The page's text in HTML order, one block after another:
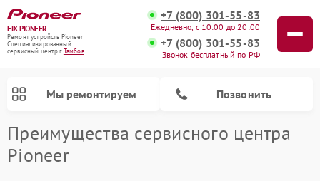
FIX-PIONEER
Ремонт устройств Pioneer
Специализированный
cервисный центр г.Тамбов
+7 (800) 301-55-83
Ежедневно, с 10:00 до 20:00
+7 (800) 301-55-83
Звонок бесплатный по РФ
Мы ремонтируем Позвонить
Преимущества сервисного центра
Pioneer